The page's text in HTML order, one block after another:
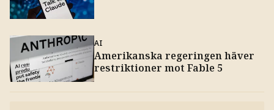
AI
Amerikanska regeringen häver
restriktioner mot Fable 5